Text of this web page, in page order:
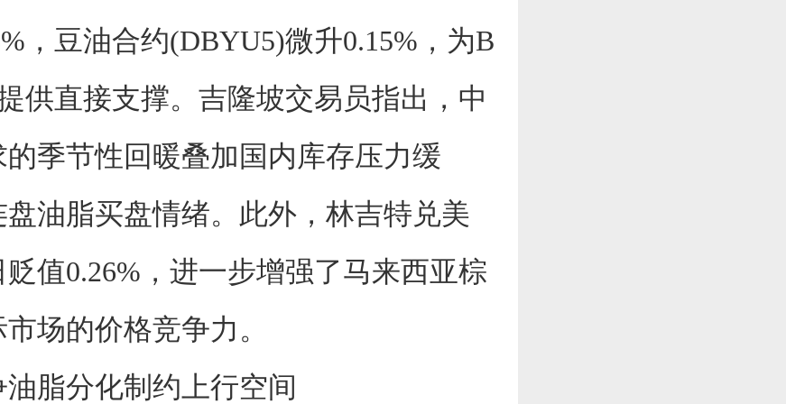
，豆油合约(DBYU5)微升0.15%，为B
供直接支撑。吉隆坡交易员指出，中
的季节性回暖叠加国内库存压力缓
油脂买盘情绪。此外，林吉特兑美
值0.26%，进一步增强了马来西亚棕
场的价格竞争力。
脂分化制约上行空间